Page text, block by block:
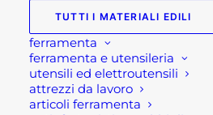
TUTTI I MATERIALI EDILI
ferramenta
ferramenta e utensileria
utensili ed elettroutensili
attrezzi da lavoro
articoli ferramenta
giardinaggio nei periodo
l'inverno sono alla ricerca
adatta alle loro piante e al
Ovviamente sul mercato